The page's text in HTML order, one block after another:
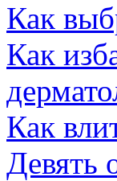
Как
Как
Как
Девять